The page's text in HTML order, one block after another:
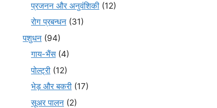
प्रजनन और अनुवंशिकी (12)
रोग प्रबन्धन (31)
पशुधन (94)
गाय-भैंस(4)
पोल्ट्री (12)
भेड़ और बकरी (17)
सूअर पालन (2)